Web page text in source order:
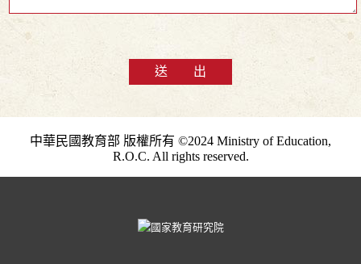
送 出
中華民國教育部 版權所有 ©2024 Ministry of Education,
R.O.C. All rights reserved.